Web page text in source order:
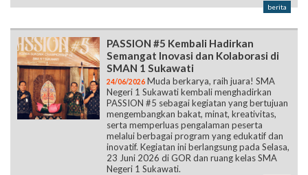
berita
PASSION #5 Kembali Hadirkan
Semangat Inovasi dan Kolaborasi di
SMAN 1 Sukawati
24/06/2026 Muda berkarya, raih juara! SMA
Negeri 1 Sukawati kembali menghadirkan
PASSION #5 sebagai kegiatan yang bertujuan
mengembangkan bakat, minat, kreativitas,
serta memperluas pengalaman peserta
melalui berbagai program yang edukatif dan
inovatif. Kegiatan ini berlangsung pada Selasa,
23 Juni 2026 di GOR dan ruang kelas SMA
Negeri 1 Sukawati.